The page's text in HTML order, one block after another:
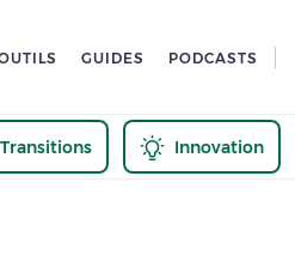
GUIDES PODCASTS
Transitions Innovation